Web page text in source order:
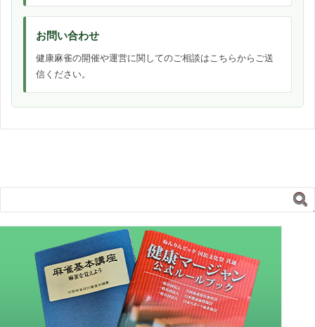
お問い合わせ
健康麻雀の開催や運営に関してのご相談はこちらからご送
信ください。
